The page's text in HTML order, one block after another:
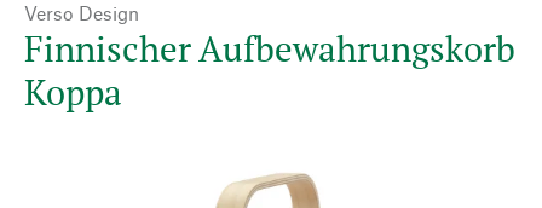
Verso Design
Finnischer Aufbewahrungskorb
Koppa